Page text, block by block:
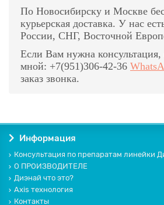
По Новосибирску и Москве
курьерская доставка. У нас
России, СНГ, Восточной
Если Вам нужна консультация,
мной: +7(951)306-42-36
заказ звонка.
Информация
Консультация по препаратам линейки
О ПРОИЗВОДИТЕЛЕ
Диэнай что это?
Axis технология
Контакты